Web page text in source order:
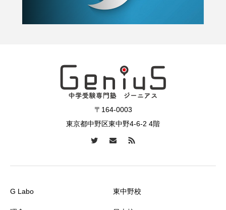
〒164-0003
東京都中野区東中野4-6-2 4階
G Labo 東中野校